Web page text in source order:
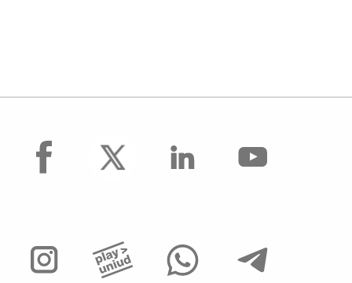
facebook